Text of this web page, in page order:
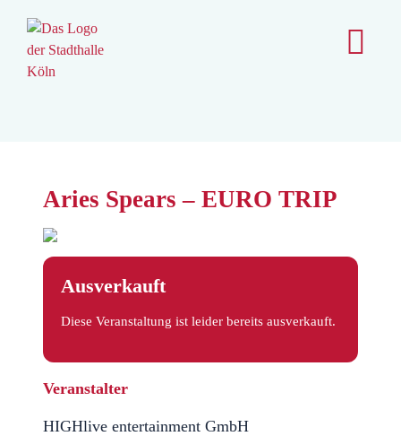
Aries Spears – EURO TRIP
Ausverkauft
Diese Veranstaltung ist leider bereits ausverkauft.
Veranstalter
HIGHlive entertainment GmbH